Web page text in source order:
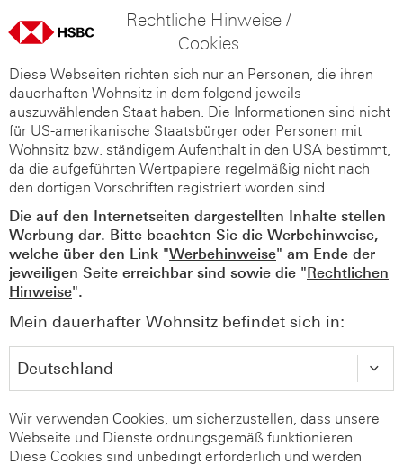
Rechtliche Hinweise /
Cookies
Diese Webseiten richten sich nur an Personen, die ihren
dauerhaften Wohnsitz in dem folgend jeweils
auszuwählenden Staat haben. Die Informationen sind nicht
für US-amerikanische Staatsbürger oder Personen mit
Wohnsitz bzw. ständigem Aufenthalt in den USA bestimmt,
da die aufgeführten Wertpapiere regelmäßig nicht nach
den dortigen Vorschriften registriert worden sind.
Die auf den Internetseiten dargestellten Inhalte stellen
Werbung dar. Bitte beachten Sie die Werbehinweise,
welche über den Link "Werbehinweise" am Ende der
jeweiligen Seite erreichbar sind sowie die "Rechtlichen
Hinweise".
Mein dauerhafter Wohnsitz befindet sich in:
Wir verwenden Cookies, um sicherzustellen, dass unsere
Webseite und Dienste ordnungsgemäß funktionieren.
Diese Cookies sind unbedingt erforderlich und werden